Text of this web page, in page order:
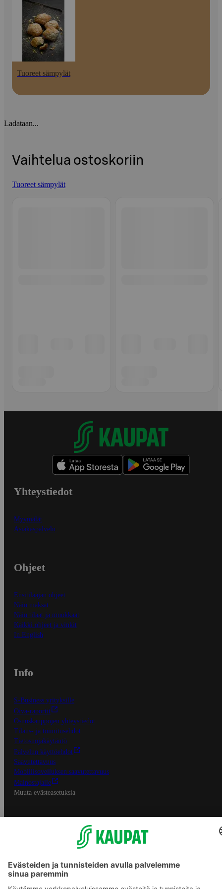
Tuoreet sämpylät
Ladataan...
Vaihtelua ostoskoriin
Tuoreet sämpylät
Yhteystiedot
Myymälät
Asiakaspalvelu
Ohjeet
Ensitilaajan ohjeet
Näin maksat
Näin tilaat ja muokkaat
Kaikki ohjeet ja vinkit
In English
Info
S-Business yrityksille
Oiva-raportit
Osuuskauppojen yhteystiedot
Tilaus- ja toimitusehdot
Tietosuojakäytäntö
Palvelun käyttöehdot
Saavutettavuus
Mobiilisovelluksen saavutettavuus
Mainostajalle
Muuta evästeasetuksia
S-ryhmän palvelut
Asiakasomistajuus